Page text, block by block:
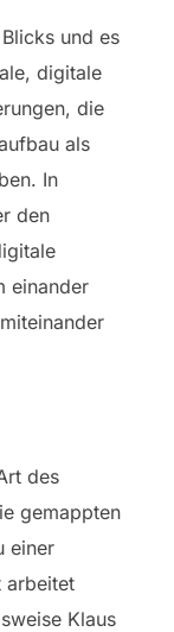
und es
digitale
die
als
In
den
einander
des
gemappten
einer
arbeitet
Klaus